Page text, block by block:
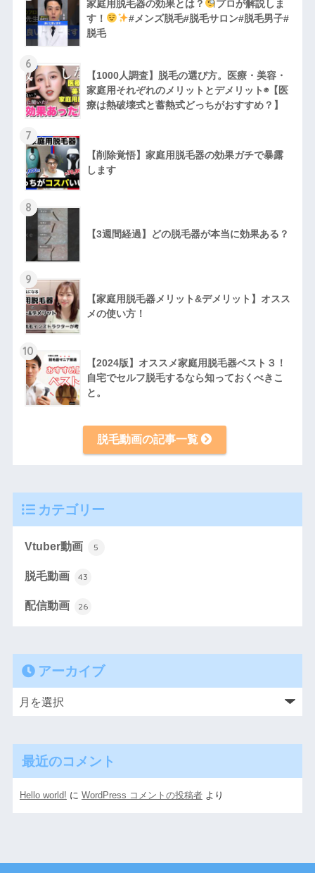
家庭用脱毛器の効果とは？
プロが解説しま
す！
#メンズ脱毛#脱毛サロン#脱毛男子#
脱毛
6
【1000人調査】脱毛の選び方。医療・美容・
家庭用それぞれのメリットとデメリット◉【医
療は熱破壊式と蓄熱式どっちがおすすめ？】
7
【削除覚悟】家庭用脱毛器の効果ガチで暴露
します
8
【3週間経過】どの脱毛器が本当に効果ある？
9
【家庭用脱毛器メリット&デメリット】オスス
メの使い方！
10
【2024版】オススメ家庭用脱毛器ベスト３！
自宅でセルフ脱毛するなら知っておくべきこ
と。
脱毛動画の記事一覧
カテゴリー
Vtuber動画 5
脱毛動画 43
配信動画 26
アーカイブ
最近のコメント
Hello world! に WordPress コメントの投稿者より